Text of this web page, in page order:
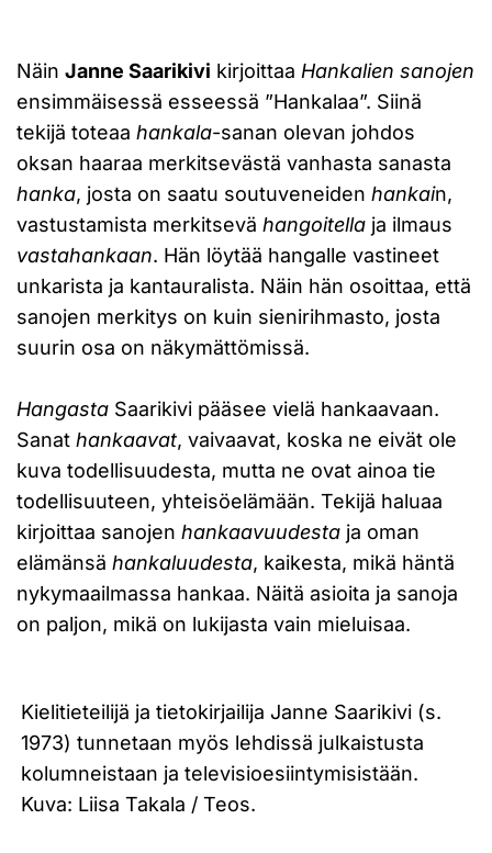
Näin Janne Saarikivi kirjoittaa Hankalien sanojen
ensimmäisessä esseessä ”Hankalaa”. Siinä
tekijä toteaa hankala-sanan olevan johdos
oksan haaraa merkitsevästä vanhasta sanasta
hanka, josta on saatu soutuveneiden hankain,
vastustamista merkitsevä hangoitella ja ilmaus
vastahankaan. Hän löytää hangalle vastineet
unkarista ja kantauralista. Näin hän osoittaa, että
sanojen merkitys on kuin sienirihmasto, josta
suurin osa on näkymättömissä.
Hangasta Saarikivi pääsee vielä hankaavaan.
Sanat hankaavat, vaivaavat, koska ne eivät ole
kuva todellisuudesta, mutta ne ovat ainoa tie
todellisuuteen, yhteisöelämään. Tekijä haluaa
kirjoittaa sanojen hankaavuudesta ja oman
elämänsä hankaluudesta, kaikesta, mikä häntä
nykymaailmassa hankaa. Näitä asioita ja sanoja
on paljon, mikä on lukijasta vain mieluisaa.
Kielitieteilijä ja tietokirjailija Janne Saarikivi (s.
1973) tunnetaan myös lehdissä julkaistusta
kolumneistaan ja televisioesiintymisistään.
Kuva: Liisa Takala / Teos.